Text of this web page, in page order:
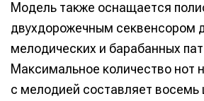
Модель также оснащается
двухдорожечным секвенсором
мелодических и барабанных
Максимальное количество нот
с мелодией составляет восемь